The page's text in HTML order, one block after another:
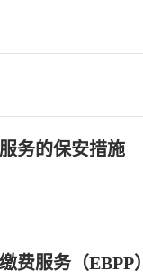
务的保安措施
费服务（EBPP）